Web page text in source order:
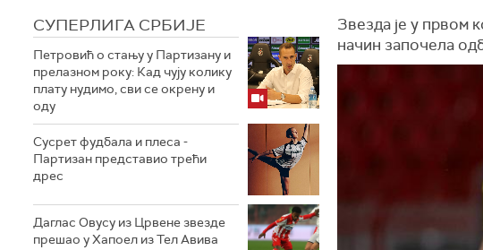
СУПЕРЛИГА СРБИЈЕ
Петровић о стању у Партизану и
прелазном року: Кад чују колику
плату нудимо, сви се окрену и
оду
Сусрет фудбала и плеса -
Партизан представио трећи
дрес
Даглас Овусу из Црвене звезде
прешао у Хапоел из Тел Авива
Звезда је у првом
начин започела